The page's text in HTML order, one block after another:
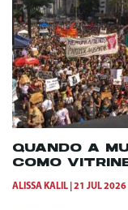
QUANDO A
COMO
ALISSA KALIL 21 JUL 2026